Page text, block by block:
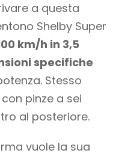
a questa
Shelby Super
km/h in 3,5
specifiche
Stesso
con pinze a sei
al posteriore.
vuole la sua